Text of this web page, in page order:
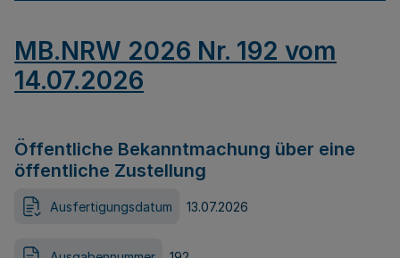
MB.NRW 2026 Nr. 192 vom
14.07.2026
Öffentliche Bekanntmachung über eine
öffentliche Zustellung
Ausfertigungsdatum 13.07.2026